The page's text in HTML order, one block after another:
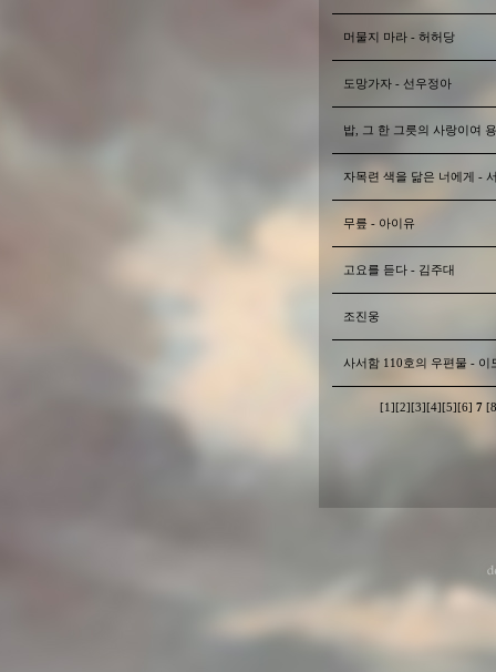
머물지 마라 - 허허당
도망가자 - 선우정아
밥, 그 한 그릇의 사랑이여
자목련 색을 닮은 너에게 -
무릎 - 아이유
고요를 듣다 - 김주대
조진웅
사서함 110호의 우편물 - 이
[1] [2] [3] [4] [5] [6] 7